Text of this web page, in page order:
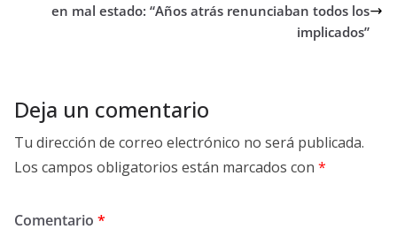
en mal estado: “Años atrás renunciaban todos los
implicados”
Deja un comentario
Tu dirección de correo electrónico no será publicada.
Los campos obligatorios están marcados con *
Comentario *